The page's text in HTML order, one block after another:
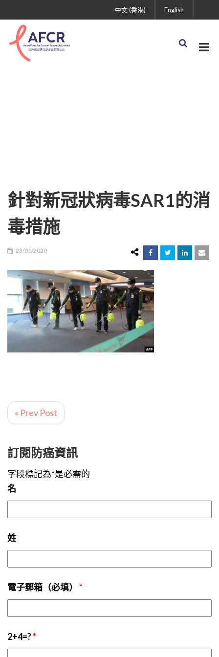
English
中文 (香港)
針對新冠狀病毒SAR1的消
毒措施
23/01/2020
« Prev Post
訂閱防癌資訊
字段標記為*是必需的
名
姓
電子郵箱（必填） *
2+4=?*